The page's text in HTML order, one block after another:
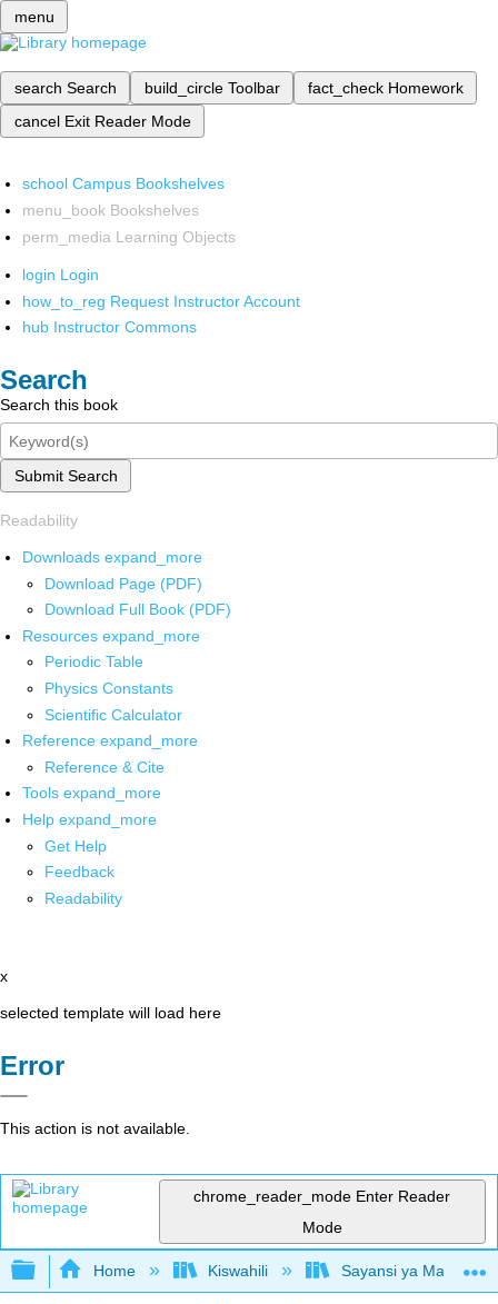
menu
search Search build_circle Toolbar fact_check Homework
cancel Exit Reader Mode
school Campus Bookshelves
menu_book Bookshelves
perm_media Learning Objects
login Login
how_to_reg Request Instructor Account
hub Instructor Commons
Search
Search this book
Submit Search
Readability
Downloads expand_more
Download Page (PDF)
Download Full Book (PDF)
Resources expand_more
Periodic Table
Physics Constants
Scientific Calculator
Reference expand_more
Reference & Cite
Tools expand_more
Help expand_more
Get Help
Feedback
Readability
x
selected template will load here
Error
This action is not available.
chrome_reader_mode Enter Reader
Mode
Expand/collapse global hierarchy
Home Kiswahili Sayansi ya